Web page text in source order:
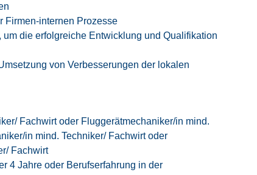
Firmen-internen Prozesse
die erfolgreiche Entwicklung und Qualifikation
von Verbesserungen der lokalen
Fachwirt oder Fluggerätmechaniker/in mind.
in mind. Techniker/ Fachwirt oder
Fachwirt
4 Jahre oder Berufserfahrung in der